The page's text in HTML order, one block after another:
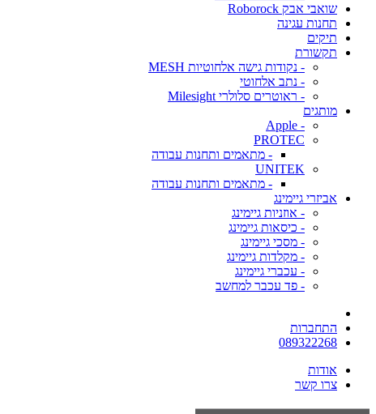
שואבי אבק Roborock
תחנות עגינה
תיקים
תקשורת
- נקודות גישה אלחוטיות MESH
- נתב אלחוטי
- ראוטרים סלולרי Milesight
מותגים
- Apple
PROTEC
- מתאמים ותחנות עבודה
UNITEK
- מתאמים ותחנות עבודה
אביזרי גיימינג
- אוזניות גיימינג
- כיסאות גיימינג
- מסכי גיימינג
- מקלדות גיימינג
- עכברי גיימינג
- פד עכבר למחשב
התחברות
089322268
אודות
צרו קשר